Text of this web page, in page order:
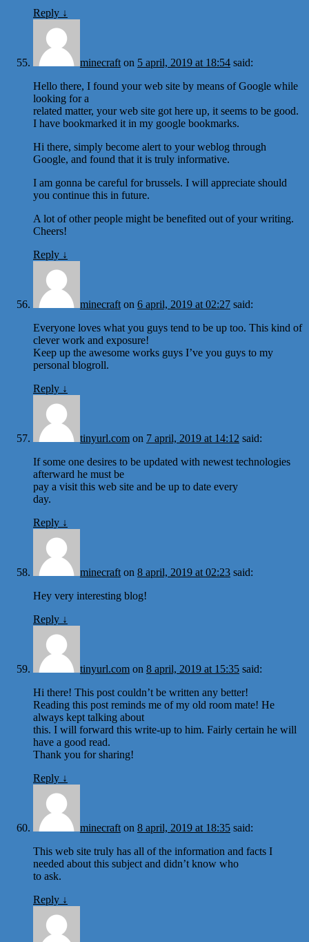
Reply ↓
minecraft on 5 april, 2019 at 18:54 said:
Hello there, I found your web site by means of Google while
looking for a
related matter, your web site got here up, it seems to be good.
I have bookmarked it in my google bookmarks.
Hi there, simply become alert to your weblog through
Google, and found that it is truly informative.
I am gonna be careful for brussels. I will appreciate should
you continue this in future.
A lot of other people might be benefited out of your writing.
Cheers!
Reply ↓
minecraft on 6 april, 2019 at 02:27 said:
Everyone loves what you guys tend to be up too. This kind of
clever work and exposure!
Keep up the awesome works guys I’ve you guys to my
personal blogroll.
Reply ↓
tinyurl.com on 7 april, 2019 at 14:12 said:
If some one desires to be updated with newest technologies
afterward he must be
pay a visit this web site and be up to date every
day.
Reply ↓
minecraft on 8 april, 2019 at 02:23 said:
Hey very interesting blog!
Reply ↓
tinyurl.com on 8 april, 2019 at 15:35 said:
Hi there! This post couldn’t be written any better!
Reading this post reminds me of my old room mate! He
always kept talking about
this. I will forward this write-up to him. Fairly certain he will
have a good read.
Thank you for sharing!
Reply ↓
minecraft on 8 april, 2019 at 18:35 said:
This web site truly has all of the information and facts I
needed about this subject and didn’t know who
to ask.
Reply ↓